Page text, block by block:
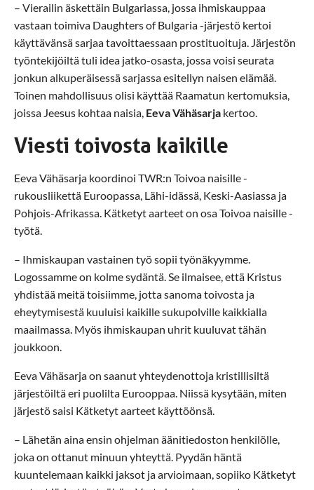
– Vierailin äskettäin Bulgariassa, jossa ihmiskauppaa
vastaan toimiva Daughters of Bulgaria -järjestö kertoi
käyttävänsä sarjaa tavoittaessaan prostituoituja. Järjestön
työntekijöiltä tuli idea jatko-osasta, jossa voisi seurata
jonkun alkuperäisessä sarjassa esitellyn naisen elämää.
Toinen mahdollisuus olisi käyttää Raamatun kertomuksia,
joissa Jeesus kohtaa naisia, Eeva Vähäsarja kertoo.
Viesti toivosta kaikille
Eeva Vähäsarja koordinoi TWR:n Toivoa naisille -
rukousliikettä Euroopassa, Lähi-idässä, Keski-Aasiassa ja
Pohjois-Afrikassa. Kätketyt aarteet on osa Toivoa naisille -
työtä.
– Ihmiskaupan vastainen työ sopii työnäkyymme.
Logossamme on kolme sydäntä. Se ilmaisee, että Kristus
yhdistää meitä toisiimme, jotta sanoma toivosta ja
eheytymisestä kuuluisi kaikille sukupolville kaikkialla
maailmassa. Myös ihmiskaupan uhrit kuuluvat tähän
joukkoon.
Eeva Vähäsarja on saanut yhteydenottoja kristillisiltä
järjestöiltä eri puolilta Eurooppaa. Niissä kysytään, miten
järjestö saisi Kätketyt aarteet käyttöönsä.
– Lähetän aina ensin ohjelman äänitiedoston henkilölle,
joka on ottanut minuun yhteyttä. Pyydän häntä
kuuntelemaan kaikki jaksot ja arvioimaan, sopiiko Kätketyt